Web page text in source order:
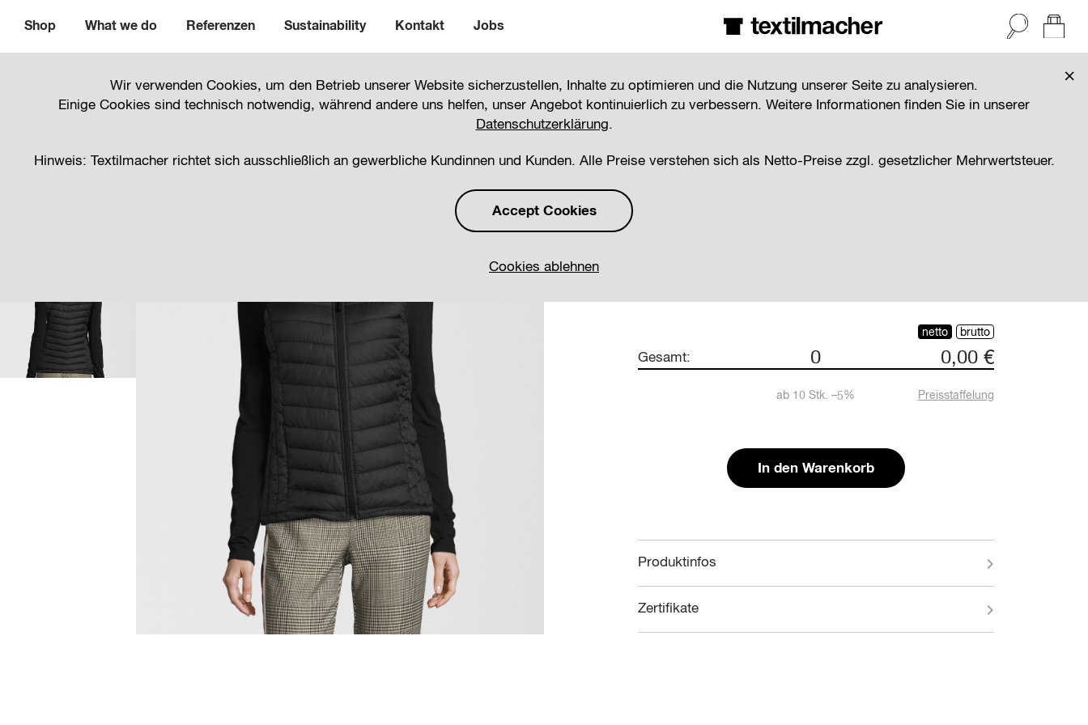
×
Wir verwenden Cookies, um den Betrieb unserer Website sicherzustellen, Inhalte zu optimieren und die Nutzung unserer Seite zu analysieren.
Einige Cookies sind technisch notwendig, während andere uns helfen, unser Angebot kontinuierlich zu verbessern. Weitere Informationen finden Sie in unserer
Datenschutzerklärung.
Hinweis: Textilmacher richtet sich ausschließlich an gewerbliche Kundinnen und Kunden. Alle Preise verstehen sich als Netto-Preise zzgl. gesetzlicher Mehrwertsteuer.
Accept Cookies
Cookies ablehnen
Shop What we do Referenzen Sustainability Kontakt Jobs
#22308 Passendes Herrenmodell
Hochwerige Damen Steppweste
netto brutto
Gesamt: 0 0,00 €
ab 10 Stk. –5% Preisstaffelung
In den Warenkorb
Produktinfos
Zertifikate